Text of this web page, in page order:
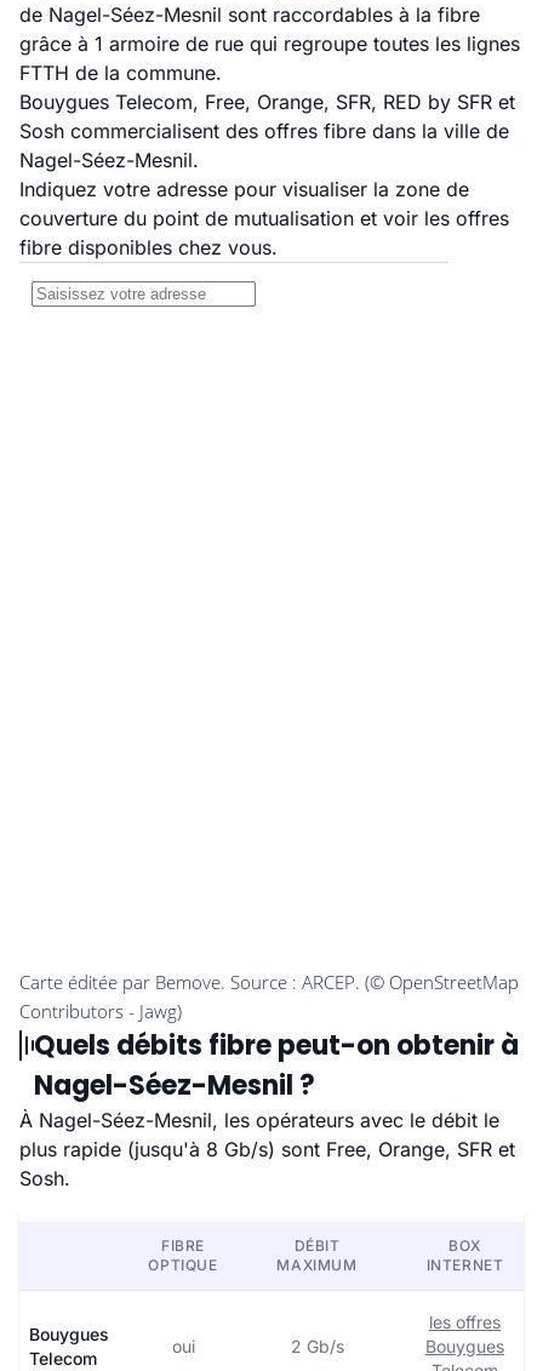
de Nagel-Séez-Mesnil sont raccordables à la fibre
grâce à 1 armoire de rue qui regroupe toutes les lignes
FTTH de la commune.
Bouygues Telecom, Free, Orange, SFR, RED by SFR et
Sosh commercialisent des offres fibre dans la ville de
Nagel-Séez-Mesnil.
Indiquez votre adresse pour visualiser la zone de
couverture du point de mutualisation et voir les offres
fibre disponibles chez vous.
Quels débits fibre peut-on obtenir à
Nagel-Séez-Mesnil ?
À Nagel-Séez-Mesnil, les opérateurs avec le débit le
plus rapide (jusqu'à 8 Gb/s) sont Free, Orange, SFR et
Sosh.
FIBRE
OPTIQUE
DÉBIT
MAXIMUM
BOX
INTERNET
Bouygues
Telecom
oui 2 Gb/s
les offres
Bouygues